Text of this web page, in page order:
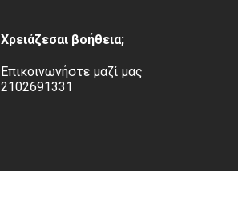
Χρειάζεσαι βοήθεια;
Επικοινωνήστε μαζί μας
2102691331